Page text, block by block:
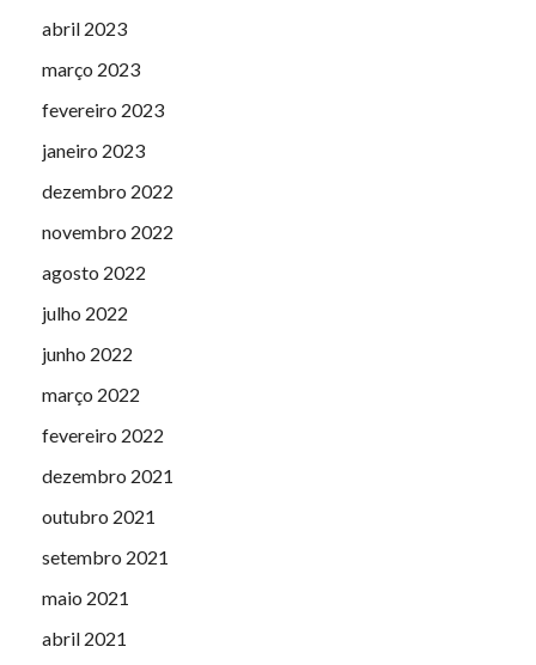
abril 2023
março 2023
fevereiro 2023
janeiro 2023
dezembro 2022
novembro 2022
agosto 2022
julho 2022
junho 2022
março 2022
fevereiro 2022
dezembro 2021
outubro 2021
setembro 2021
maio 2021
abril 2021